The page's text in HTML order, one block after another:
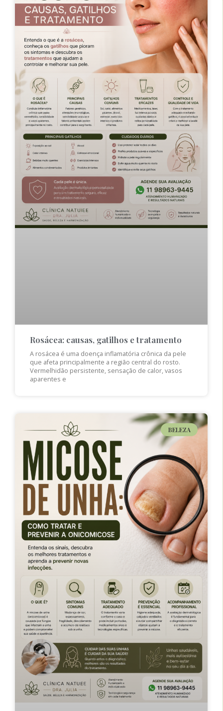
Rosácea: causas, gatilhos e tratamento
A rosácea é uma doença inflamatória crônica da pele
que afeta principalmente a região central do rosto.
Vermelhidão persistente, sensação de calor, vasos
aparentes e
BELEZA